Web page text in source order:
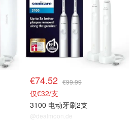
€74.52 €99.99
仅€32/支
3100 电动牙刷2支
@dealmoon.de